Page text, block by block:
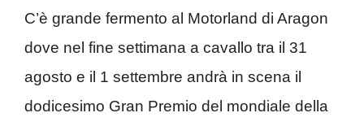
C’è grande fermento al Motorland di Aragon
dove nel fine settimana a cavallo tra il 31
agosto e il 1 settembre andrà in scena il
dodicesimo Gran Premio del mondiale della